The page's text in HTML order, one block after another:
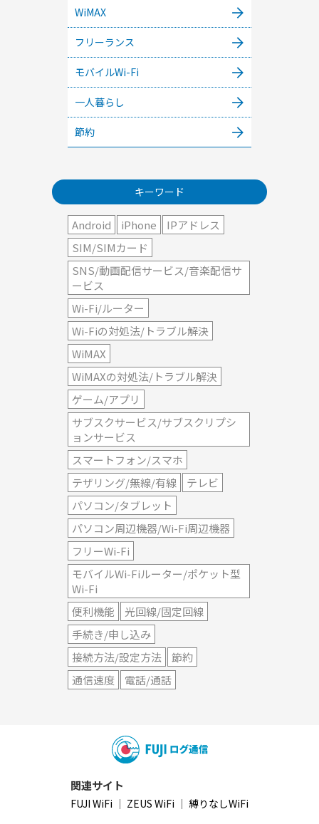
WiMAX
フリーランス
モバイルWi-Fi
一人暮らし
節約
キーワード
Android iPhone
IPアドレス
SIM/SIMカード
SNS/動画配信サービス/音楽配信サ
ービス
Wi-Fi/ルーター
Wi-Fiの対処法/トラブル解決
WiMAX
WiMAXの対処法/トラブル解決
ゲーム/アプリ
サブスクサービス/サブスクリプシ
ョンサービス
スマートフォン/スマホ
テザリング/無線/有線
テレビ
パソコン/タブレット
パソコン周辺機器/Wi-Fi周辺機器
フリーWi-Fi
モバイルWi-Fiルーター/ポケット型
Wi-Fi
便利機能
光回線/固定回線
手続き/申し込み
接続方法/設定方法
節約
通信速度
電話/通話
関連サイト
FUJI WiFi ｜ ZEUS WiFi ｜ 縛りなしWiFi